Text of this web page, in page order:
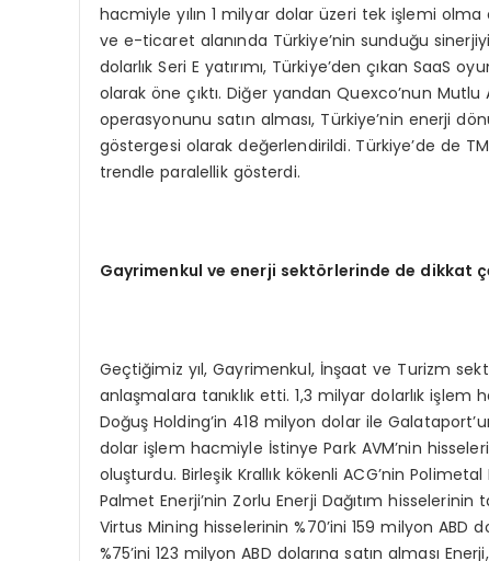
hacmiyle yılın 1 milyar dolar üzeri tek işlemi
ve e-ticaret alanında Türkiye’nin sunduğu
dolarlık Seri E yatırımı, Türkiye’den çıkan SaaS
olarak öne çıktı. Diğer yandan Quexco’nun Mutlu
operasyonunu satın alması, Türkiye’nin enerji
göstergesi olarak değerlendirildi. Türkiye’de de
trendle paralellik gösterdi.
Gayrimenkul ve enerji sektörlerinde de dikkat
Geçtiğimiz yıl, Gayrimenkul, İnşaat ve Turizm
anlaşmalara tanıklık etti. 1,3 milyar dolarlık
Doğuş Holding’in 418 milyon dolar ile
dolar işlem hacmiyle İstinye Park AVM’nin
oluşturdu. Birleşik Krallık kökenli ACG’nin
Palmet Enerji’nin Zorlu Enerji Dağıtım
Virtus Mining hisselerinin %70’ini 159 milyon ABD
%75’ini 123 milyon ABD dolarına satın alması